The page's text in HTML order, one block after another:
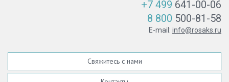
+7 499 641-00-06
8 800 500-81-58
E-mail: info@rosaks.ru
Свяжитесь с нами